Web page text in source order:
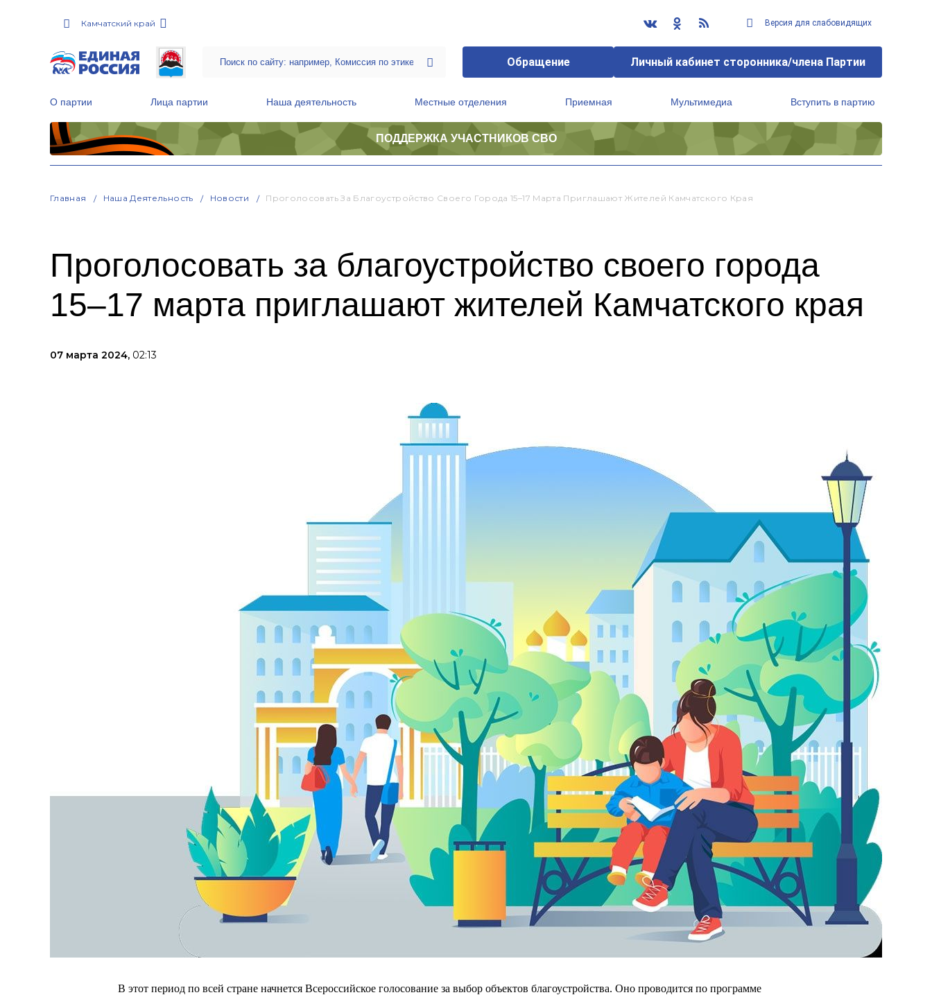
Камчатский край Версия для слабовидящих
Обращение Личный кабинет сторонника/члена Партии
О партии Лица партии Наша деятельность Местные отделения Приемная Мультимедиа Вступить в партию
ПОДДЕРЖКА УЧАСТНИКОВ СВО
Главная Наша Деятельность Новости Проголосовать За Благоустройство Своего Города 15–17 Марта Приглашают Жителей Камчатского Края
Проголосовать за благоустройство своего города
15–17 марта приглашают жителей Камчатского края
07 марта 2024, 02:13
В этот период по всей стране начнется Всероссийское голосование за выбор объектов благоустройства. Оно проводится по программе